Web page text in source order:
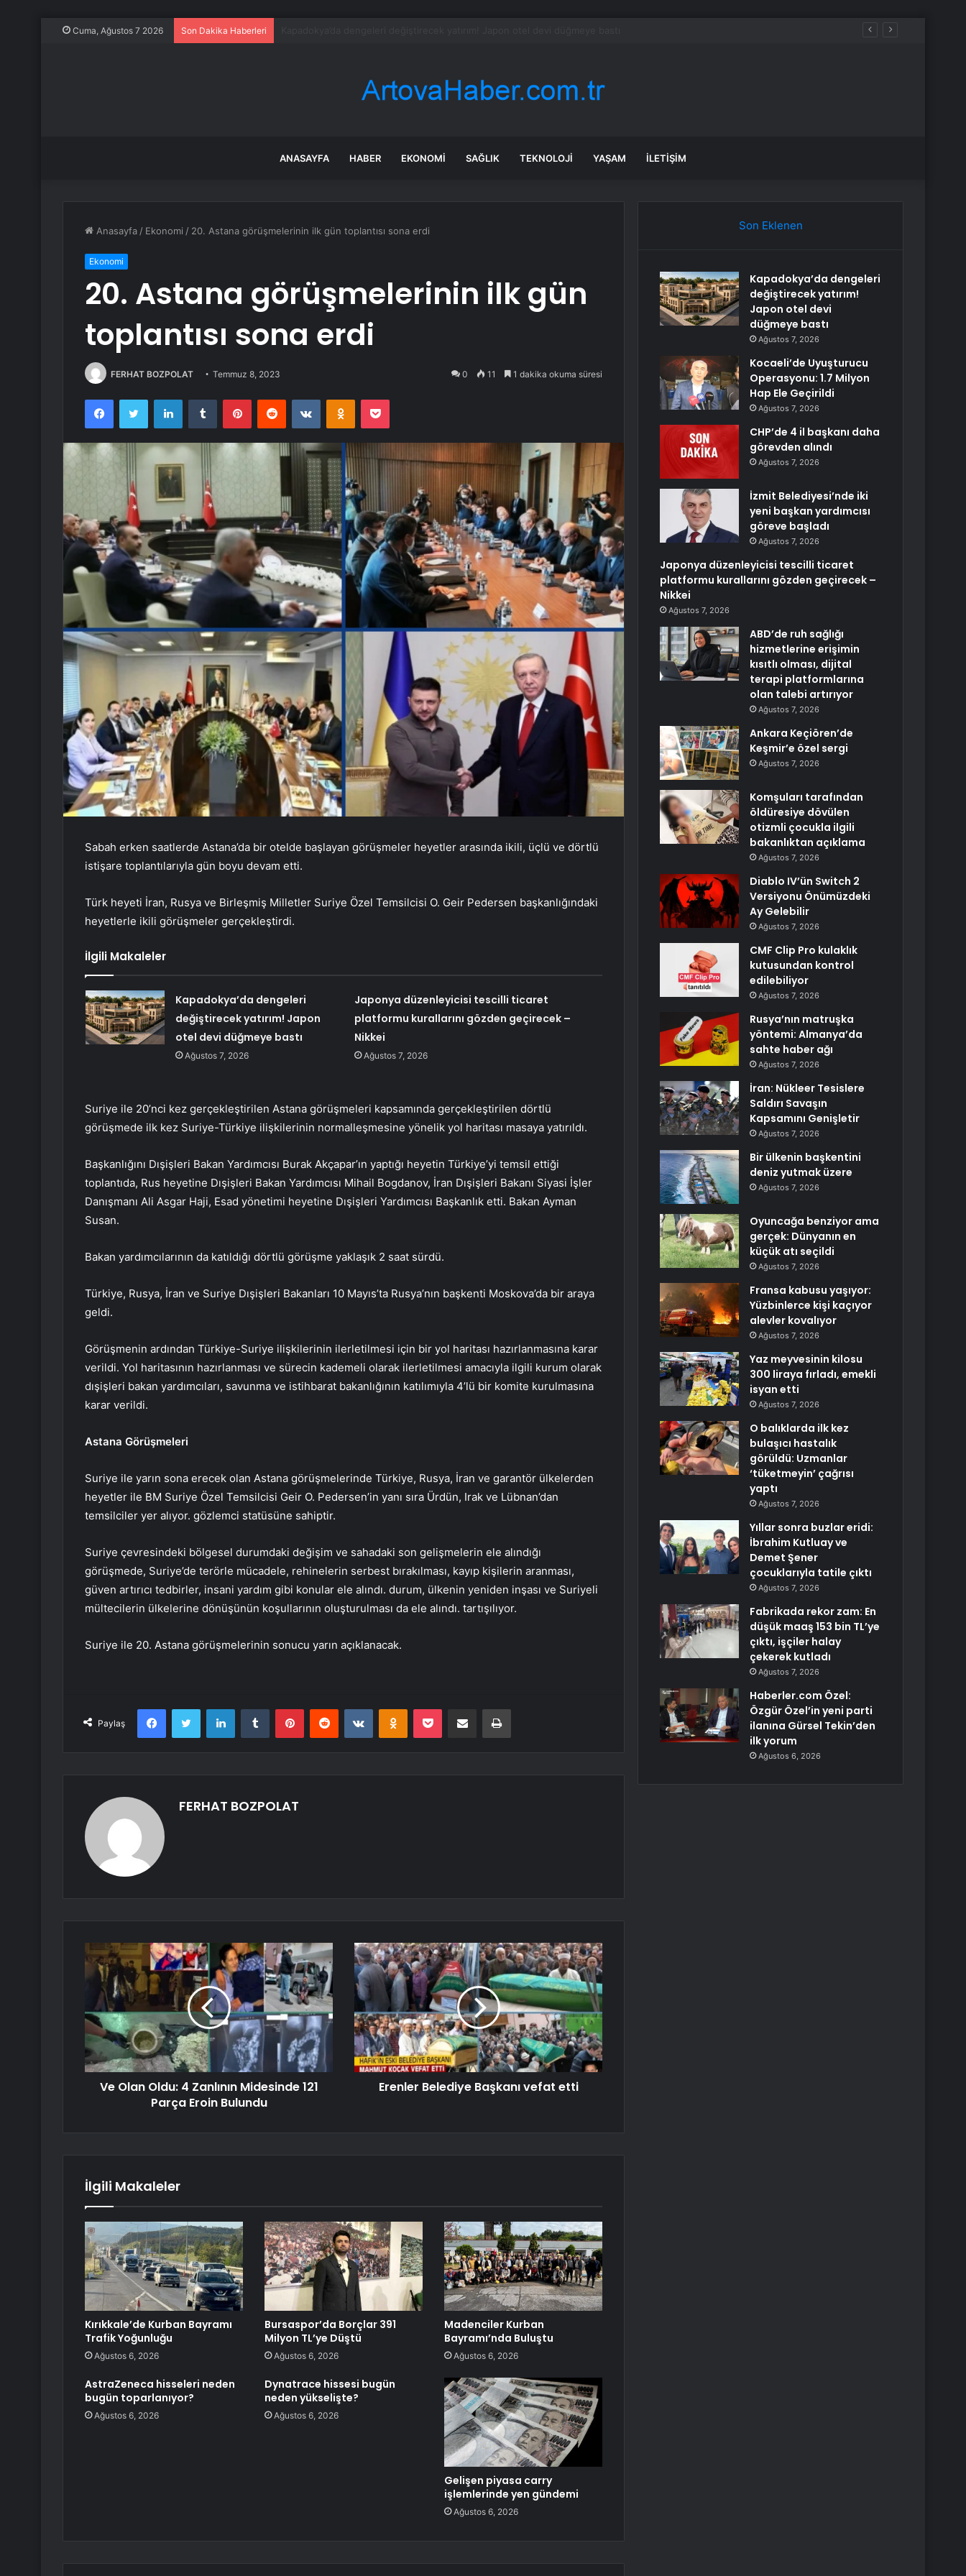
Cuma, Ağustos 7 2026 Son Dakika Haberleri
ANASAYFA HABER EKONOMI SAĞLIK TEKNOLOJI YAŞAM İLETIŞIM
Anasayfa / Ekonomi / 20. Astana görüşmelerinin ilk gün toplantısı sona erdi
Ekonomi
20. Astana görüşmelerinin ilk gün
toplantısı sona erdi
FERHAT BOZPOLAT Temmuz 8, 2023 0 11 1 dakika okuma süresi
FacebookTwitter LinkedInTumblr PinterestReddit VKontakteOdnoklassniki
Pocket
Sabah erken saatlerde Astana’da bir otelde başlayan görüşmeler heyetler arasında ikili, üçlü ve dörtlü
istişare toplantılarıyla gün boyu devam etti.
Türk heyeti İran, Rusya ve Birleşmiş Milletler Suriye Özel Temsilcisi O. Geir Pedersen başkanlığındaki
heyetlerle ikili görüşmeler gerçekleştirdi.
İlgili Makaleler
Kapadokya’da dengeleri
değiştirecek yatırım! Japon
otel devi düğmeye bastı
Ağustos 7, 2026
Japonya düzenleyicisi tescilli ticaret
platformu kurallarını gözden geçirecek –
Nikkei
Ağustos 7, 2026
Suriye ile 20’nci kez gerçekleştirilen Astana görüşmeleri kapsamında gerçekleştirilen dörtlü
görüşmede ilk kez Suriye-Türkiye ilişkilerinin normalleşmesine yönelik yol haritası masaya yatırıldı.
Başkanlığını Dışişleri Bakan Yardımcısı Burak Akçapar’ın yaptığı heyetin Türkiye’yi temsil ettiği
toplantıda, Rus heyetine Dışişleri Bakan Yardımcısı Mihail Bogdanov, İran Dışişleri Bakanı Siyasi İşler
Danışmanı Ali Asgar Haji, Esad yönetimi heyetine Dışişleri Yardımcısı Başkanlık etti. Bakan Ayman
Susan.
Bakan yardımcılarının da katıldığı dörtlü görüşme yaklaşık 2 saat sürdü.
Türkiye, Rusya, İran ve Suriye Dışişleri Bakanları 10 Mayıs’ta Rusya’nın başkenti Moskova’da bir araya
geldi.
Görüşmenin ardından Türkiye-Suriye ilişkilerinin ilerletilmesi için bir yol haritası hazırlanmasına karar
verildi. Yol haritasının hazırlanması ve sürecin kademeli olarak ilerletilmesi amacıyla ilgili kurum olarak
dışişleri bakan yardımcıları, savunma ve istihbarat bakanlığının katılımıyla 4’lü bir komite kurulmasına
karar verildi.
Astana Görüşmeleri
Suriye ile yarın sona erecek olan Astana görüşmelerinde Türkiye, Rusya, İran ve garantör ülkelerden
heyetler ile BM Suriye Özel Temsilcisi Geir O. Pedersen’in yanı sıra Ürdün, Irak ve Lübnan’dan
temsilciler yer alıyor. gözlemci statüsüne sahiptir.
Suriye çevresindeki bölgesel durumdaki değişim ve sahadaki son gelişmelerin ele alındığı
görüşmede, Suriye’de terörle mücadele, rehinelerin serbest bırakılması, kayıp kişilerin aranması,
güven artırıcı tedbirler, insani yardım gibi konular ele alındı. durum, ülkenin yeniden inşası ve Suriyeli
mültecilerin ülkelerine dönüşünün koşullarının oluşturulması da ele alındı. tartışılıyor.
Suriye ile 20. Astana görüşmelerinin sonucu yarın açıklanacak.
Paylaş
FacebookTwitter LinkedInTumblr PinterestReddit VKontakteOdnoklassniki
Pocket E-Posta ile paylaş Yazdır
FERHAT BOZPOLAT
Ve Olan Oldu: 4 Zanlının Midesinde 121
Parça Eroin Bulundu
Erenler Belediye Başkanı vefat etti
İlgili Makaleler
Kırıkkale’de Kurban Bayramı
Trafik Yoğunluğu
Ağustos 6, 2026
Bursaspor’da Borçlar 391
Milyon TL’ye Düştü
Ağustos 6, 2026
Madenciler Kurban
Bayramı’nda Buluştu
Ağustos 6, 2026
AstraZeneca hisseleri neden
bugün toparlanıyor?
Ağustos 6, 2026
Dynatrace hissesi bugün
neden yükselişte?
Ağustos 6, 2026
Gelişen piyasa carry
işlemlerinde yen gündemi
Ağustos 6, 2026
Son Eklenen
Kapadokya’da dengeleri
değiştirecek yatırım!
Japon otel devi
düğmeye bastı
Ağustos 7, 2026
Kocaeli’de Uyuşturucu
Operasyonu: 1.7 Milyon
Hap Ele Geçirildi
Ağustos 7, 2026
CHP’de 4 il başkanı daha
görevden alındı
Ağustos 7, 2026
İzmit Belediyesi’nde iki
yeni başkan yardımcısı
göreve başladı
Ağustos 7, 2026
Japonya düzenleyicisi tescilli ticaret
platformu kurallarını gözden geçirecek –
Nikkei
Ağustos 7, 2026
ABD’de ruh sağlığı
hizmetlerine erişimin
kısıtlı olması, dijital
terapi platformlarına
olan talebi artırıyor
Ağustos 7, 2026
Ankara Keçiören’de
Keşmir’e özel sergi
Ağustos 7, 2026
Komşuları tarafından
öldüresiye dövülen
otizmli çocukla ilgili
bakanlıktan açıklama
Ağustos 7, 2026
Diablo IV’ün Switch 2
Versiyonu Önümüzdeki
Ay Gelebilir
Ağustos 7, 2026
CMF Clip Pro kulaklık
kutusundan kontrol
edilebiliyor
Ağustos 7, 2026
Rusya’nın matruşka
yöntemi: Almanya’da
sahte haber ağı
Ağustos 7, 2026
İran: Nükleer Tesislere
Saldırı Savaşın
Kapsamını Genişletir
Ağustos 7, 2026
Bir ülkenin başkentini
deniz yutmak üzere
Ağustos 7, 2026
Oyuncağa benziyor ama
gerçek: Dünyanın en
küçük atı seçildi
Ağustos 7, 2026
Fransa kabusu yaşıyor:
Yüzbinlerce kişi kaçıyor
alevler kovalıyor
Ağustos 7, 2026
Yaz meyvesinin kilosu
300 liraya fırladı, emekli
isyan etti
Ağustos 7, 2026
O balıklarda ilk kez
bulaşıcı hastalık
görüldü: Uzmanlar
‘tüketmeyin’ çağrısı
yaptı
Ağustos 7, 2026
Yıllar sonra buzlar eridi:
İbrahim Kutluay ve
Demet Şener
çocuklarıyla tatile çıktı
Ağustos 7, 2026
Fabrikada rekor zam: En
düşük maaş 153 bin TL’ye
çıktı, işçiler halay
çekerek kutladı
Ağustos 7, 2026
Haberler.com Özel:
Özgür Özel’in yeni parti
ilanına Gürsel Tekin’den
ilk yorum
Ağustos 6, 2026